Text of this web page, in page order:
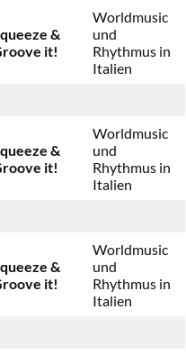
&
it!
Worldmusic
und
Rhythmus in
Italien
&
it!
Worldmusic
und
Rhythmus in
Italien
&
it!
Worldmusic
und
Rhythmus in
Italien